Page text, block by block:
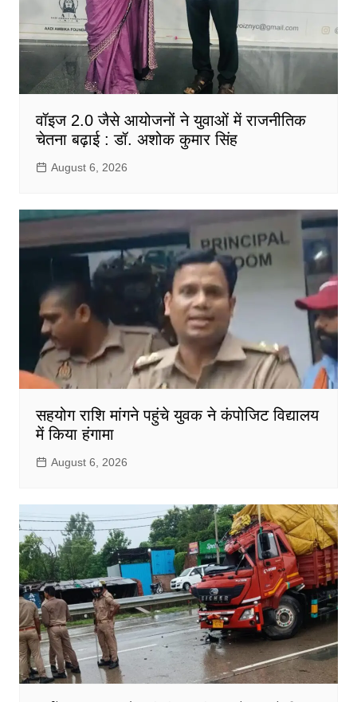
वॉइज 2.0 जैसे आयोजनों ने युवाओं में राजनीतिक
चेतना बढ़ाई : डॉ. अशोक कुमार सिंह
August 6, 2026
सहयोग राशि मांगने पहुंचे युवक ने कंपोजिट विद्यालय
में किया हंगामा
August 6, 2026